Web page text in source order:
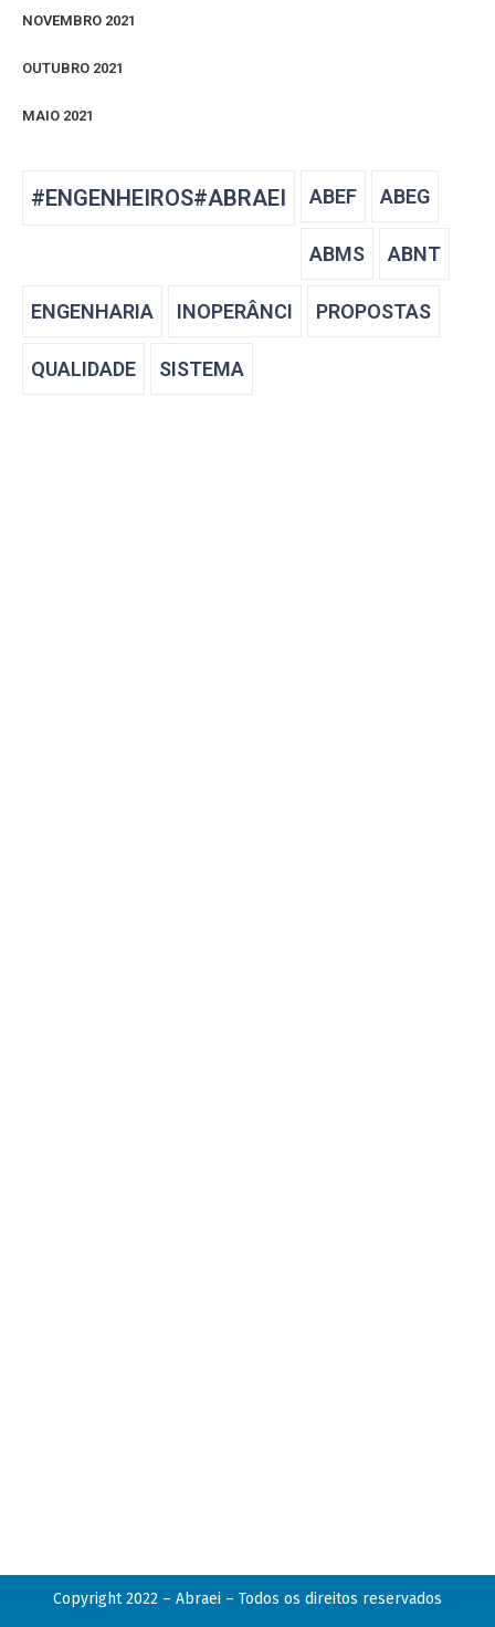
NOVEMBRO 2021
OUTUBRO 2021
MAIO 2021
#ENGENHEIROS#ABRAEI ABEF ABEG
ABMS ABNT
ENGENHARIA INOPERÂNCI PROPOSTAS
QUALIDADE SISTEMA
Copyright 2022 – Abraei – Todos os direitos reservados